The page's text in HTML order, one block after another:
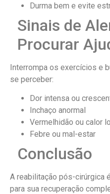
Durma bem e evite
Sinais de
Procurar
Interrompa os exercícios e
se perceber:
Dor intensa ou
Inchaço anormal
Vermelhidão ou calor
Febre ou mal-estar
Conclusão
A reabilitação pós-cirúrgica
para sua recuperação